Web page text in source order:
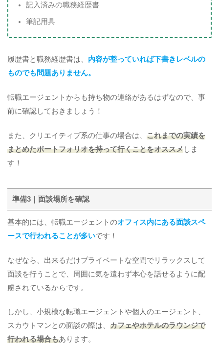
記入済みの職務経歴書
筆記用具
履歴書と職務経歴書は、 内容が整っていれば下書きレベルの
ものでも問題ありません。
転職エージェントからも持ち物の連絡があるはずなので、事
前に確認しておきましょう！
また、クリエイティブ系の仕事の場合は、 これまでの実績を
まとめたポートフォリオを持って行くことをオススメしま
す！
準備3｜面談場所を確認
基本的には、転職エージェントのオフィス内にある面談スペ
ースで行われることが多いです！
なぜなら、出来るだけプライベートな空間でリラックスして
面談を行うことで、周囲に気を遣わず本心を話せるように配
慮されているからです。
しかし、小規模な転職エージェントや個人のエージェント、
スカウトマンとの面談の際は、 カフェやホテルのラウンジで
行われる場合もあります。